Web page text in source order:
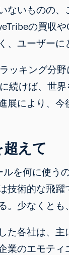
ないものの
の買収や
、ユーザーに
ッキング分
続けば、世
展により、
えて
を何に使う
技術的な飛
。 少なくとも
た各社は、
業のエモティ